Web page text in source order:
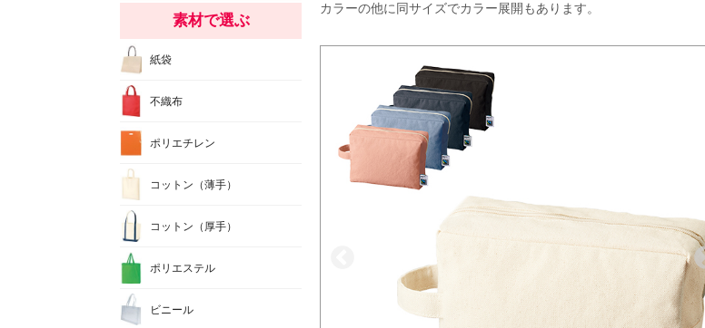
カラーの他に同サイズでカラー展開もあります。
素材で選ぶ
紙袋
不織布
ポリエチレン
コットン（薄手）
コットン（厚手）
ポリエステル
ビニール